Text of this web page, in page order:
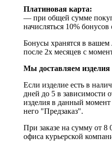
Платиновая карта:
— при общей сумме
начисляться 10% бонусов
Бонусы хранятся в
после 2х месяцев с
Мы доставляем изделия
Если изделие есть в
дней до 5 в зависимости
изделия в данный
него "Предзаказ".
При заказе на сумму от 8
офиса курьерской